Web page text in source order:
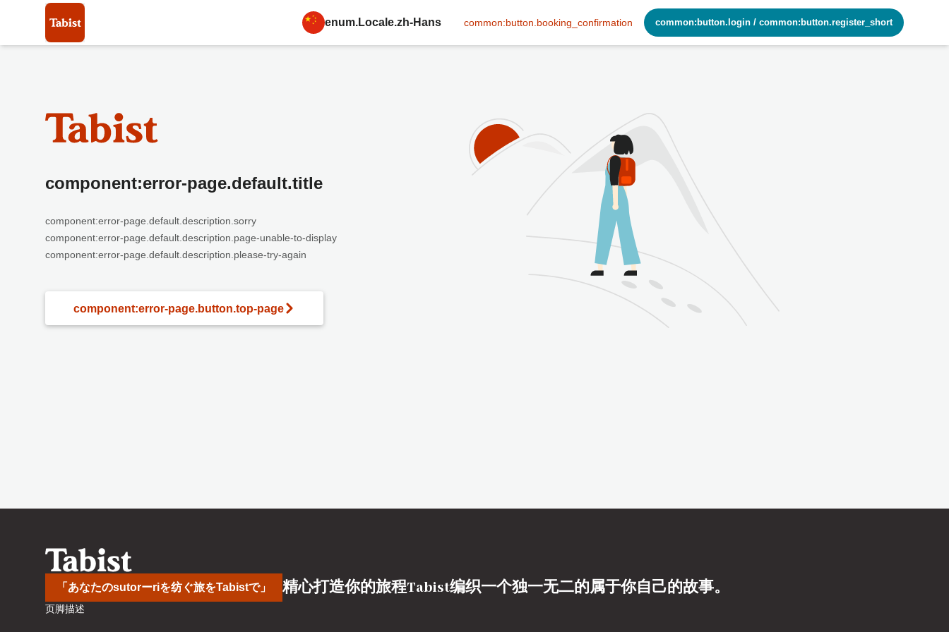
enum.Locale.zh-Hans common:button.booking_confirmation common:button.login / common:button.register_short
component:error-page.default.title
component:error-page.default.description.sorry
component:error-page.default.description.page-unable-to-display
component:error-page.default.description.please-try-again
component:error-page.button.top-page
「あなたのsutorーriを纺ぐ旅をTabistで」 精心打造你的旅程Tabist编织一个独一无二的属于你自己的故事。
页脚描述